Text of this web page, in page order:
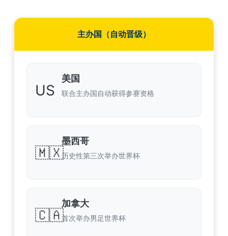
主办国（自动晋级）
US
美国
联合主办国自动获得参赛资格
🇲🇽
墨西哥
历史性第三次举办世界杯
🇨🇦
加拿大
首次举办男足世界杯